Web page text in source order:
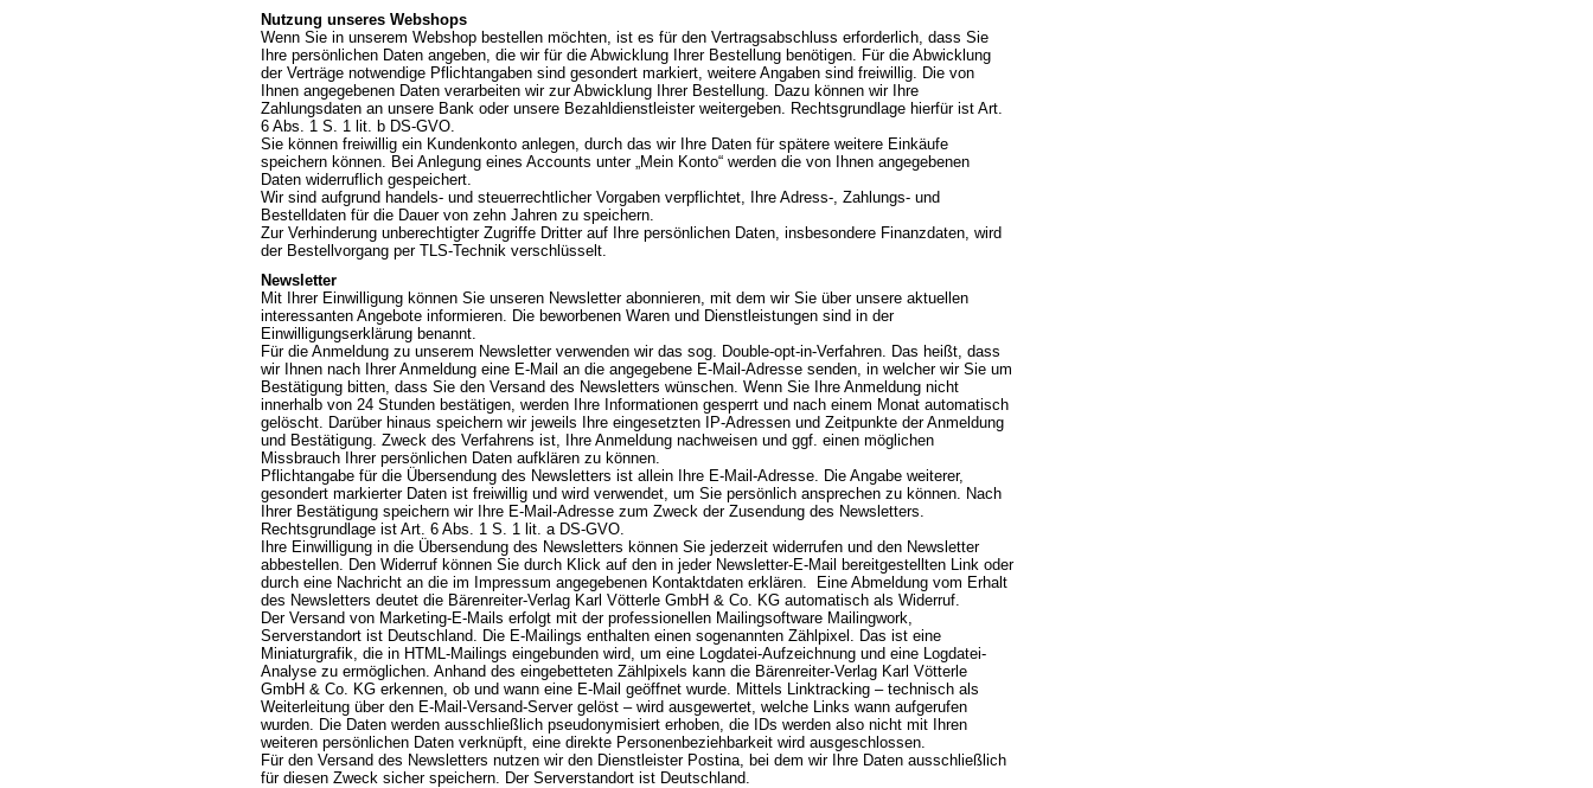
Nutzung unseres Webshops
Wenn Sie in unserem Webshop bestellen möchten, ist es für den Vertragsabschluss erforderlich, dass Sie
Ihre persönlichen Daten angeben, die wir für die Abwicklung Ihrer Bestellung benötigen. Für die Abwicklung
der Verträge notwendige Pflichtangaben sind gesondert markiert, weitere Angaben sind freiwillig. Die von
Ihnen angegebenen Daten verarbeiten wir zur Abwicklung Ihrer Bestellung. Dazu können wir Ihre
Zahlungsdaten an unsere Bank oder unsere Bezahldienstleister weitergeben. Rechtsgrundlage hierfür ist Art.
6 Abs. 1 S. 1 lit. b DS-GVO.
Sie können freiwillig ein Kundenkonto anlegen, durch das wir Ihre Daten für spätere weitere Einkäufe
speichern können. Bei Anlegung eines Accounts unter „Mein Konto“ werden die von Ihnen angegebenen
Daten widerruflich gespeichert.
Wir sind aufgrund handels- und steuerrechtlicher Vorgaben verpflichtet, Ihre Adress-, Zahlungs- und
Bestelldaten für die Dauer von zehn Jahren zu speichern.
Zur Verhinderung unberechtigter Zugriffe Dritter auf Ihre persönlichen Daten, insbesondere Finanzdaten, wird
der Bestellvorgang per TLS-Technik verschlüsselt.
Newsletter
Mit Ihrer Einwilligung können Sie unseren Newsletter abonnieren, mit dem wir Sie über unsere aktuellen
interessanten Angebote informieren. Die beworbenen Waren und Dienstleistungen sind in der
Einwilligungserklärung benannt.
Für die Anmeldung zu unserem Newsletter verwenden wir das sog. Double-opt-in-Verfahren. Das heißt, dass
wir Ihnen nach Ihrer Anmeldung eine E-Mail an die angegebene E-Mail-Adresse senden, in welcher wir Sie um
Bestätigung bitten, dass Sie den Versand des Newsletters wünschen. Wenn Sie Ihre Anmeldung nicht
innerhalb von 24 Stunden bestätigen, werden Ihre Informationen gesperrt und nach einem Monat automatisch
gelöscht. Darüber hinaus speichern wir jeweils Ihre eingesetzten IP-Adressen und Zeitpunkte der Anmeldung
und Bestätigung. Zweck des Verfahrens ist, Ihre Anmeldung nachweisen und ggf. einen möglichen
Missbrauch Ihrer persönlichen Daten aufklären zu können.
Pflichtangabe für die Übersendung des Newsletters ist allein Ihre E-Mail-Adresse. Die Angabe weiterer,
gesondert markierter Daten ist freiwillig und wird verwendet, um Sie persönlich ansprechen zu können. Nach
Ihrer Bestätigung speichern wir Ihre E-Mail-Adresse zum Zweck der Zusendung des Newsletters.
Rechtsgrundlage ist Art. 6 Abs. 1 S. 1 lit. a DS-GVO.
Ihre Einwilligung in die Übersendung des Newsletters können Sie jederzeit widerrufen und den Newsletter
abbestellen. Den Widerruf können Sie durch Klick auf den in jeder Newsletter-E-Mail bereitgestellten Link oder
durch eine Nachricht an die im Impressum angegebenen Kontaktdaten erklären. Eine Abmeldung vom Erhalt
des Newsletters deutet die Bärenreiter-Verlag Karl Vötterle GmbH & Co. KG automatisch als Widerruf.
Der Versand von Marketing-E-Mails erfolgt mit der professionellen Mailingsoftware Mailingwork,
Serverstandort ist Deutschland. Die E-Mailings enthalten einen sogenannten Zählpixel. Das ist eine
Miniaturgrafik, die in HTML-Mailings eingebunden wird, um eine Logdatei-Aufzeichnung und eine Logdatei-
Analyse zu ermöglichen. Anhand des eingebetteten Zählpixels kann die Bärenreiter-Verlag Karl Vötterle
GmbH & Co. KG erkennen, ob und wann eine E-Mail geöffnet wurde. Mittels Linktracking – technisch als
Weiterleitung über den E-Mail-Versand-Server gelöst – wird ausgewertet, welche Links wann aufgerufen
wurden. Die Daten werden ausschließlich pseudonymisiert erhoben, die IDs werden also nicht mit Ihren
weiteren persönlichen Daten verknüpft, eine direkte Personenbeziehbarkeit wird ausgeschlossen.
Für den Versand des Newsletters nutzen wir den Dienstleister Postina, bei dem wir Ihre Daten ausschließlich
für diesen Zweck sicher speichern. Der Serverstandort ist Deutschland.